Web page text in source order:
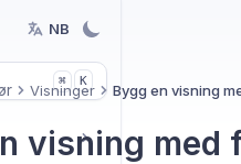
NB
⌘ K
Visninger Bygg en visning
visning med